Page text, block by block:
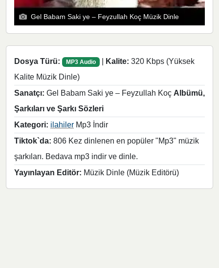
Gel Babam Saki ye – Feyzullah Koç Müzik Dinle
Dosya Türü: MP3 Audio | Kalite: 320 Kbps (Yüksek
Kalite Müzik Dinle)
Sanatçı: Gel Babam Saki ye – Feyzullah Koç Albümü,
Şarkıları ve Şarkı Sözleri
Kategori: ilahiler Mp3 İndir
Tiktok`da: 806 Kez dinlenen en popüler "Mp3" müzik
şarkıları. Bedava mp3 indir ve dinle.
Yayınlayan Editör: Müzik Dinle (Müzik Editörü)